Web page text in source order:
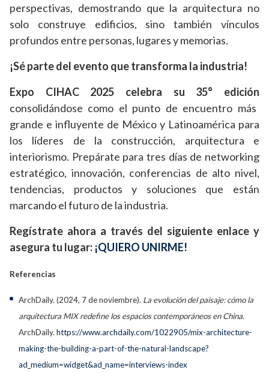
perspectivas, demostrando que la arquitectura no
solo construye edificios, sino también vínculos
profundos entre personas, lugares y memorias.
¡Sé parte del evento que transforma la industria!
Expo CIHAC 2025 celebra su 35° edición
consolidándose como el punto de encuentro más
grande e influyente de México y Latinoamérica para
los líderes de la construcción, arquitectura e
interiorismo. Prepárate para tres días de networking
estratégico, innovación, conferencias de alto nivel,
tendencias, productos y soluciones que están
marcando el futuro de la industria.
Regístrate ahora a través del siguiente enlace y
asegura tu lugar: ¡QUIERO UNIRME!
Referencias
ArchDaily. (2024, 7 de noviembre). La evolución del paisaje: cómo la
arquitectura MIX redefine los espacios contemporáneos en China.
ArchDaily.https://www.archdaily.com/1022905/mix-architecture-
making-the-building-a-part-of-the-natural-landscape?
ad_medium=widget&ad_name=interviews-index